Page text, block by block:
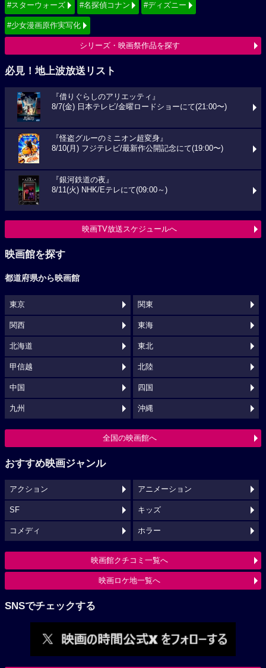
#スターウォーズ #名探偵コナン #ディズニー
#少女漫画原作実写化
シリーズ・映画祭作品を探す
必見！地上波放送リスト
『借りぐらしのアリエッティ』
8/7(金) 日本テレビ/金曜ロードショーにて(21:00〜)
『怪盗グルーのミニオン超変身』
8/10(月) フジテレビ/最新作公開記念にて(19:00〜)
『銀河鉄道の夜』
8/11(火) NHK/Eテレにて(09:00～)
映画TV放送スケジュールへ
映画館を探す
都道府県から映画館
東京 関東
関西 東海
北海道 東北
甲信越 北陸
中国 四国
九州 沖縄
全国の映画館へ
おすすめ映画ジャンル
アクション アニメーション
SF キッズ
コメディ ホラー
映画館クチコミ一覧へ
映画ロケ地一覧へ
SNSでチェックする